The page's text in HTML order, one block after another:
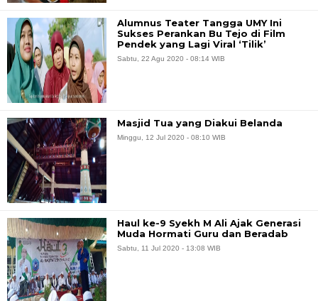
Alumnus Teater Tangga UMY Ini
Sukses Perankan Bu Tejo di Film
Pendek yang Lagi Viral ‘Tilik’
Sabtu, 22 Agu 2020 - 08:14 WIB
Masjid Tua yang Diakui Belanda
Minggu, 12 Jul 2020 - 08:10 WIB
Haul ke-9 Syekh M Ali Ajak Generasi
Muda Hormati Guru dan Beradab
Sabtu, 11 Jul 2020 - 13:08 WIB